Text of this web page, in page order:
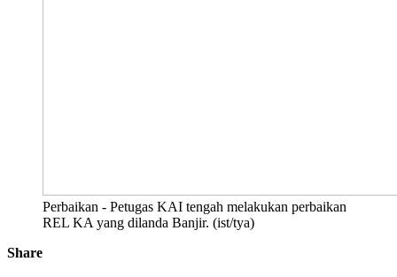
Perbaikan - Petugas KAI tengah melakukan perbaikan
REL KA yang dilanda Banjir. (ist/tya)
Share